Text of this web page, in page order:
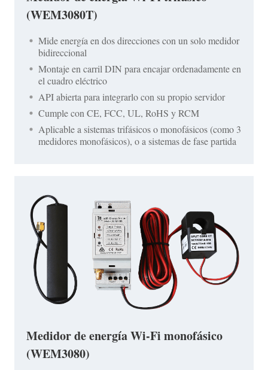
(WEM3080T)
Mide energía en dos direcciones con un solo medidor
bidireccional
Montaje en carril DIN para encajar ordenadamente en
el cuadro eléctrico
API abierta para integrarlo con su propio servidor
Cumple con CE, FCC, UL, RoHS y RCM
Aplicable a sistemas trifásicos o monofásicos (como 3
medidores monofásicos), o a sistemas de fase partida
Medidor de energía Wi-Fi monofásico
(WEM3080)